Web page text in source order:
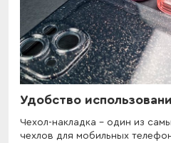
Удобство
Чехол-накладка - один из
чехлов для мобильных